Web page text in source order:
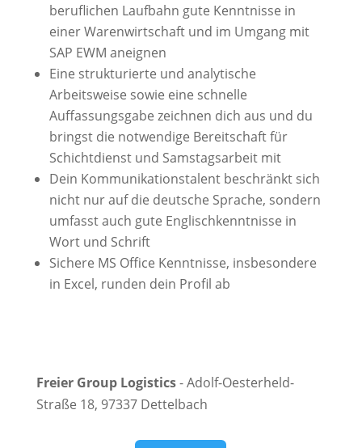
beruflichen Laufbahn gute Kenntnisse in
einer Warenwirtschaft und im Umgang mit
SAP EWM aneignen
Eine strukturierte und analytische
Arbeitsweise sowie eine schnelle
Auffassungsgabe zeichnen dich aus und du
bringst die notwendige Bereitschaft für
Schichtdienst und Samstagsarbeit mit
Dein Kommunikationstalent beschränkt sich
nicht nur auf die deutsche Sprache, sondern
umfasst auch gute Englischkenntnisse in
Wort und Schrift
Sichere MS Office Kenntnisse, insbesondere
in Excel, runden dein Profil ab
Freier Group Logistics- Adolf-Oesterheld-
Straße 18, 97337 Dettelbach